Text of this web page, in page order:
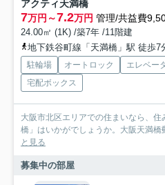
アクティ天満橋
7万円～7.2万円 管理/共益費
24.00㎡ (1K) /築7年 /11階建
地下鉄谷町線「天満橋」駅 徒歩7
駐輪場 オートロック エレベー
宅配ボックス
大阪市北区エリアでの住まいなら、
橋」はいかがでしょうか。大阪天満
と見る
募集中の部屋